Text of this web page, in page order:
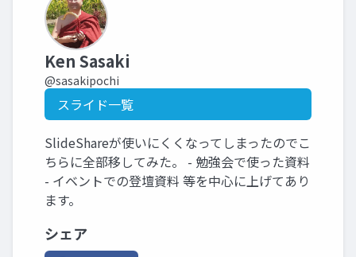
Ken Sasaki
@sasakipochi
スライド一覧
SlideShareが使いにくくなってしまったのでこ
ちらに全部移してみた。 - 勉強会で使った資料
- イベントでの登壇資料 等を中心に上げてあり
ます。
シェア